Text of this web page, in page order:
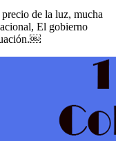
de la luz, mucha
El gobierno